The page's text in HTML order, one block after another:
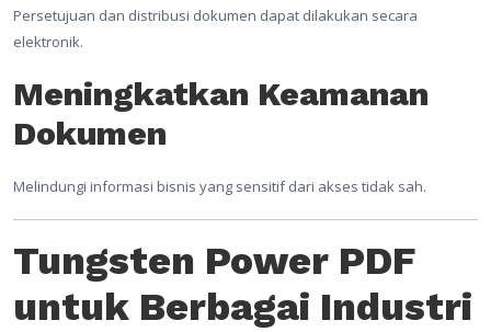
Persetujuan dan distribusi dokumen dapat dilakukan secara
elektronik.
Meningkatkan Keamanan
Dokumen
Melindungi informasi bisnis yang sensitif dari akses tidak sah.
Tungsten Power PDF
untuk Berbagai Industri